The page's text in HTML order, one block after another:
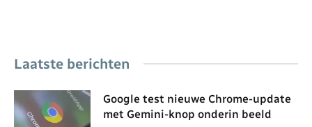
Laatste berichten
Google test nieuwe Chrome-update
met Gemini-knop onderin beeld